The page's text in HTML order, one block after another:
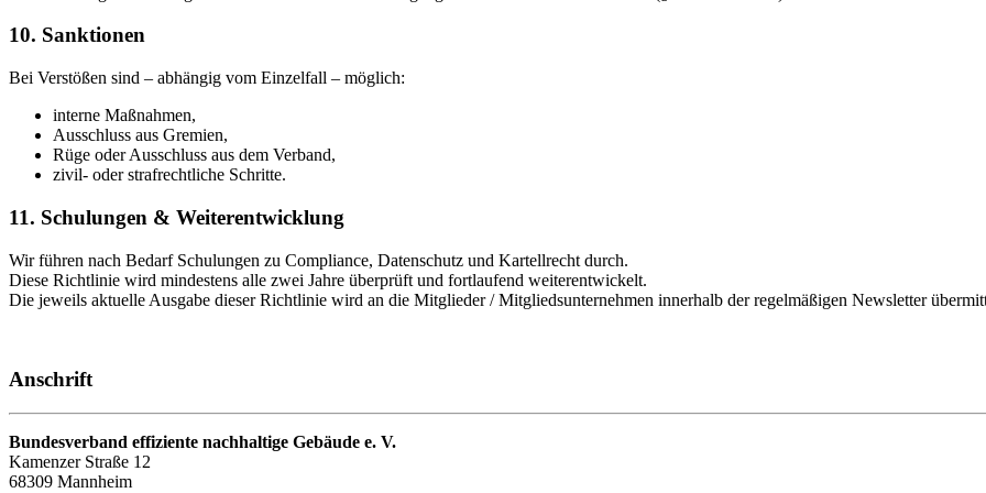
10. Sanktionen
Bei Verstößen sind – abhängig vom Einzelfall – möglich:
interne Maßnahmen,
Ausschluss aus Gremien,
Rüge oder Ausschluss aus dem Verband,
zivil- oder strafrechtliche Schritte.
11. Schulungen & Weiterentwicklung
Wir führen nach Bedarf Schulungen zu Compliance, Datenschutz und Kartellrecht durch.
Diese Richtlinie wird mindestens alle zwei Jahre überprüft und fortlaufend weiterentwickelt.
Die jeweils aktuelle Ausgabe dieser Richtlinie wird an die Mitglieder / Mitgliedsunternehmen innerhalb der regelmäßigen Newsletter
Anschrift
Bundesverband effiziente nachhaltige Gebäude e. V.
Kamenzer Straße 12
68309 Mannheim